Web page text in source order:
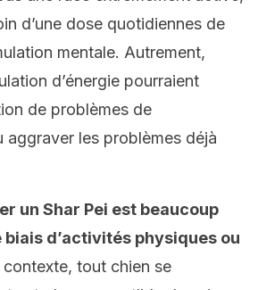
d’une dose quotidiennes de
mentale. Autrement,
d’énergie pourraient
de problèmes de
aggraver les problèmes déjà
un Shar Pei est beaucoup
d’activités physiques ou
contexte, tout chien se